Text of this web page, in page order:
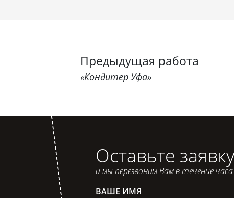
Предыдущая работа
«Кондитер Уфа»
Оставьте
и мы перезвоним Вам в течение часа
ВАШЕ ИМЯ